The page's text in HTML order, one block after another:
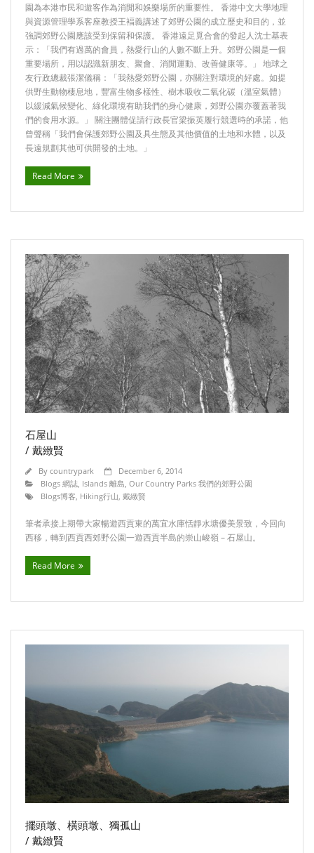
園為本港巿民和遊客作為消閒和娛樂場所的重要性。 香港中文大學地理
與資源管理學系客座教授王褔義講述了郊野公園的成立歷史和目的，並
強調郊野公園應該受到保留和保護。 香港遠足覓合會的發起人沈士基表
示：「我們有過萬的會員，熱愛行山的人數不斷上升。郊野公園是一個
重要場所，用以認識新朋友、聚會、消閒運動、改善健康等。」 地球之
友行政總裁張潔儀稱：「我熱愛郊野公園，亦關注對環境的好處。如提
供野生動物棲息地，豐富生物多樣性、樹木吸收二氧化碳（溫室氣體）
以緩減氣候變化、綠化環境有助我們的身心健康，郊野公園亦覆蓋著我
們的食用水源。」 關注團體促請行政長官梁振英履行競選時的承諾，他
曾聲稱「我們會保護郊野公園及具生態及其他價值的土地和水體，以及
長遠規劃其他可供開發的土地。」
Read More
石屋山
/ 戴緻賢
By countrypark
December 6, 2014
Blogs 網誌 Islands 離島 Our Country Parks 我們的郊野公園
Blogs博客 Hiking行山 戴緻賢
筆者承接上期帶大家暢遊西貢東的萬宜水庫恬靜水塘優美景致，今回向
西移，轉到西貢西郊野公園一遊西貢半島的崇山峻嶺 – 石屋山。
Read More
擺頭墩、橫頭墩、獨孤山
/ 戴緻賢